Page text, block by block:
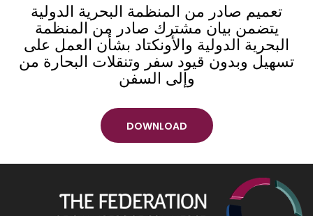
تعميم صادر من المنظمة البحرية الدولية
يتضمن بيان مشترك صادر من المنظمة
البحرية الدولية والأونكتاد بشأن العمل على
تسهيل وبدون قيود سفر وتنقلات البحارة من
وإلى السفن
DOWNLOAD